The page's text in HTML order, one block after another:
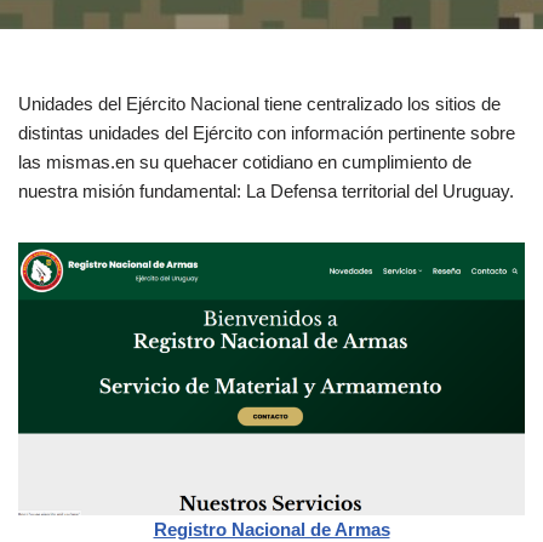
Unidades del Ejército Nacional tiene centralizado los sitios de
distintas unidades del Ejército con información pertinente sobre
las mismas.en su quehacer cotidiano en cumplimiento de
nuestra misión fundamental: La Defensa territorial del Uruguay.
Registro Nacional de Armas